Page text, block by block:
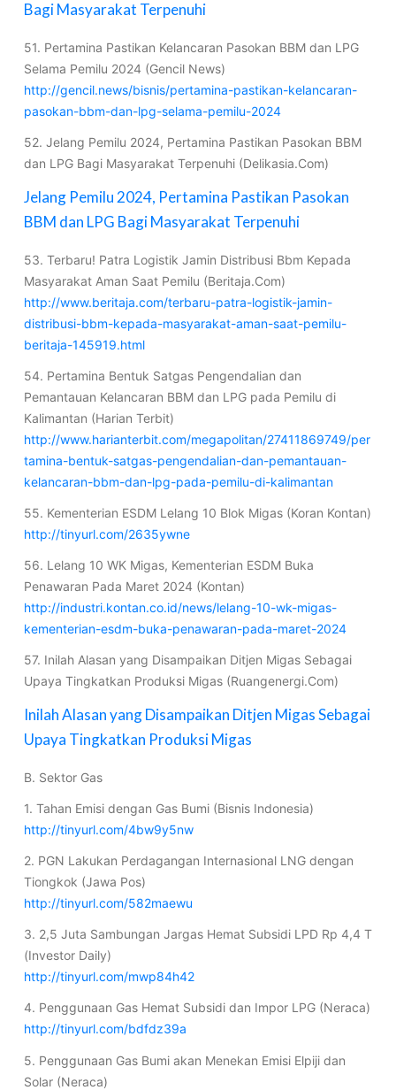
Bagi Masyarakat Terpenuhi
51. Pertamina Pastikan Kelancaran Pasokan BBM dan LPG
Selama Pemilu 2024 (Gencil News)
http://gencil.news/bisnis/pertamina-pastikan-kelancaran-
pasokan-bbm-dan-lpg-selama-pemilu-2024
52. Jelang Pemilu 2024, Pertamina Pastikan Pasokan BBM
dan LPG Bagi Masyarakat Terpenuhi (Delikasia.Com)
Jelang Pemilu 2024, Pertamina Pastikan Pasokan
BBM dan LPG Bagi Masyarakat Terpenuhi
53. Terbaru! Patra Logistik Jamin Distribusi Bbm Kepada
Masyarakat Aman Saat Pemilu (Beritaja.Com)
http://www.beritaja.com/terbaru-patra-logistik-jamin-
distribusi-bbm-kepada-masyarakat-aman-saat-pemilu-
beritaja-145919.html
54. Pertamina Bentuk Satgas Pengendalian dan
Pemantauan Kelancaran BBM dan LPG pada Pemilu di
Kalimantan (Harian Terbit)
http://www.harianterbit.com/megapolitan/27411869749/per
tamina-bentuk-satgas-pengendalian-dan-pemantauan-
kelancaran-bbm-dan-lpg-pada-pemilu-di-kalimantan
55. Kementerian ESDM Lelang 10 Blok Migas (Koran Kontan)
http://tinyurl.com/2635ywne
56. Lelang 10 WK Migas, Kementerian ESDM Buka
Penawaran Pada Maret 2024 (Kontan)
http://industri.kontan.co.id/news/lelang-10-wk-migas-
kementerian-esdm-buka-penawaran-pada-maret-2024
57. Inilah Alasan yang Disampaikan Ditjen Migas Sebagai
Upaya Tingkatkan Produksi Migas (Ruangenergi.Com)
Inilah Alasan yang Disampaikan Ditjen Migas Sebagai
Upaya Tingkatkan Produksi Migas
B. Sektor Gas
1. Tahan Emisi dengan Gas Bumi (Bisnis Indonesia)
http://tinyurl.com/4bw9y5nw
2. PGN Lakukan Perdagangan Internasional LNG dengan
Tiongkok (Jawa Pos)
http://tinyurl.com/582maewu
3. 2,5 Juta Sambungan Jargas Hemat Subsidi LPD Rp 4,4 T
(Investor Daily)
http://tinyurl.com/mwp84h42
4. Penggunaan Gas Hemat Subsidi dan Impor LPG (Neraca)
http://tinyurl.com/bdfdz39a
5. Penggunaan Gas Bumi akan Menekan Emisi Elpiji dan
Solar (Neraca)